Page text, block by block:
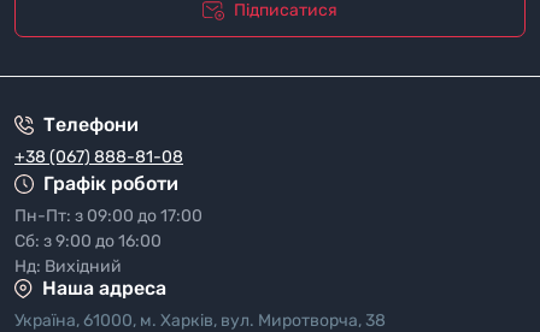
Підписатися
Телефони
+38 (067) 888-81-08
Графік роботи
Пн-Пт: з 09:00 до 17:00
Сб: з 9:00 до 16:00
Нд: Вихідний
Наша адреса
Україна, 61000, м. Харків, вул. Миротворча, 38